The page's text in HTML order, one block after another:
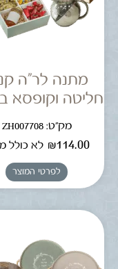
מתנה לר"ה
חליטה וקופסא
מק"ט: ZH007708
₪114.00 לא כולל
לפרטי המוצר